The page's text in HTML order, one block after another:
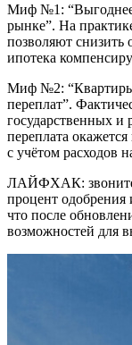
Миф №1: “Выгоднее
рынке”. На
позволяют снизить
ипотека
Миф №2: “Квартиры
переплат”.
государственных и
переплата
с учётом расходов
ЛАЙФХАК: звоните
процент
что после
возможностей для